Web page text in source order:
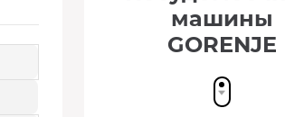
машины
GORENJE